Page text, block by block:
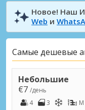
Новое! Наш
Web и
Самые дешевые
Небольшие
€7 /день
4
3 M